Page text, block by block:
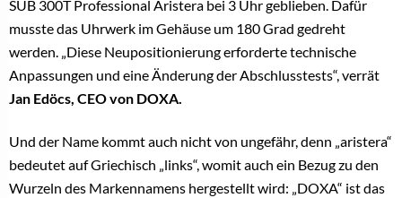
SUB 300T Professional Aristera bei 3 Uhr geblieben. Dafür
musste das Uhrwerk im Gehäuse um 180 Grad gedreht
werden. „Diese Neupositionierung erforderte technische
Anpassungen und eine Änderung der Abschlusstests“, verrät
Jan Edöcs, CEO von DOXA.
Und der Name kommt auch nicht von ungefähr, denn „aristera“
bedeutet auf Griechisch „links“, womit auch ein Bezug zu den
Wurzeln des Markennamens hergestellt wird: „DOXA“ ist das